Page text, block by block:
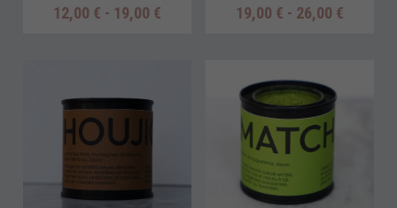
12,00 € - 19,00 € 19,00 € - 26,00 €